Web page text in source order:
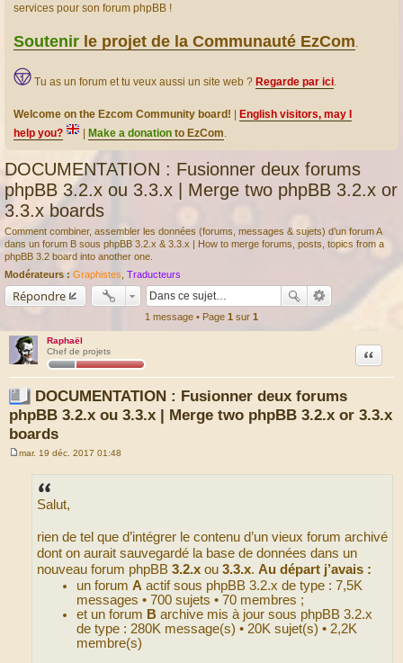
services pour son forum phpBB !
Soutenir le projet de la Communauté EzCom.
Tu as un forum et tu veux aussi un site web ? Regarde par ici.
Welcome on the Ezcom Community board!
English visitors, may I
help you?
Make a donation to EzCom.
DOCUMENTATION : Fusionner deux forums
phpBB 3.2.x ou 3.3.x | Merge two phpBB 3.2.x or
3.3.x boards
Comment combiner, assembler les données (forums, messages & sujets) d’un forum A
dans un forum B sous phpBB 3.2.x & 3.3.x | How to merge forums, posts, topics from a
phpBB 3.2 board into another one.
Modérateurs : Graphistes Traducteurs
Répondre
1 message • Page 1 sur 1
Raphaël
Chef de projets
DOCUMENTATION : Fusionner deux forums
phpBB 3.2.x ou 3.3.x | Merge two phpBB 3.2.x or 3.3.x
boards
Citation
mar. 19 déc. 2017 01:48
Salut,
rien de tel que d’intégrer le contenu d’un vieux forum archivé
dont on aurait sauvegardé la base de données dans un
nouveau forum phpBB 3.2.x ou 3.3.x. Au départ j’avais :
un forumA actif sous phpBB 3.2.x de type : 7,5K
messages • 700 sujets • 70 membres ;
et un forum B archive mis à jour sous phpBB 3.2.x
de type : 280K message(s) • 20K sujet(s) • 2,2K
membre(s)